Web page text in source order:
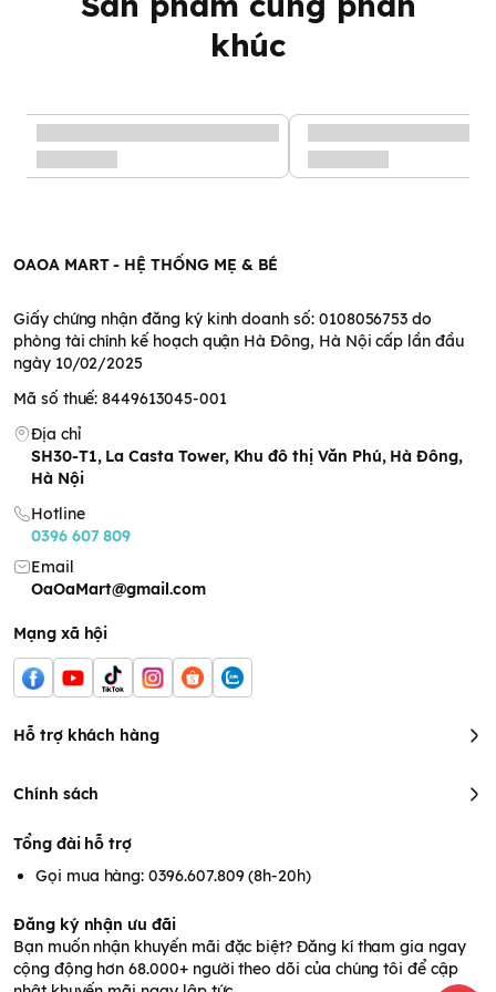
khúc
OAOA MART - HỆ THỐNG MẸ & BÉ
Giấy chứng nhận đăng ký kinh doanh số: 0108056753 do
phòng tài chính kế hoạch quận Hà Đông, Hà Nội cấp lần đầu
ngày 10/02/2025
Mã số thuế: 8449613045-001
Địa chỉ
SH30-T1, La Casta Tower, Khu đô thị Văn Phú, Hà Đông,
Hà Nội
Hotline
0396 607 809
Email
OaOaMart@gmail.com
Mạng xã hội
Hỗ trợ khách hàng
Chính sách
Tổng đài hỗ trợ
Gọi mua hàng: 0396.607.809 (8h-20h)
Đăng ký nhận ưu đãi
Bạn muốn nhận khuyến mãi đặc biệt? Đăng kí tham gia ngay
cộng động hơn 68.000+ người theo dõi của chúng tôi để cập